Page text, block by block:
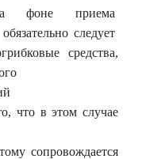
фоне приема
следует
средства,
что в этом случае
сопровождается